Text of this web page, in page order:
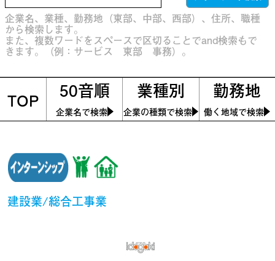
企業名、業種、勤務地（東部、中部、西部）、住所、職種
から検索します。
また、複数ワードをスペースで区切ることでand検索もで
きます。（例：サービス 東部 事務）。
TOP 50音順
企業名で検索
業種別
企業の種類で検索
勤務地
働く地域で検索
建設業/総合工事業